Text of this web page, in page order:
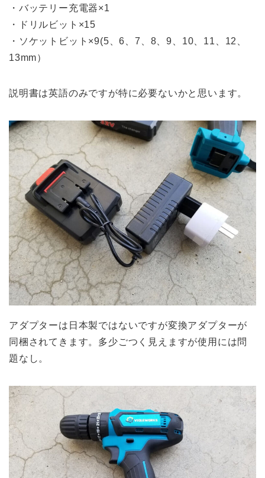
・バッテリー充電器×1
・ドリルビット×15
・ソケットビット×9(5、6、7、8、9、10、11、12、
13mm）
説明書は英語のみですが特に必要ないかと思います。
アダプターは日本製ではないですが変換アダプターが
同梱されてきます。多少ごつく見えますが使用には問
題なし。